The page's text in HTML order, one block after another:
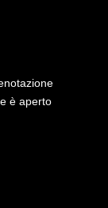
è aperto